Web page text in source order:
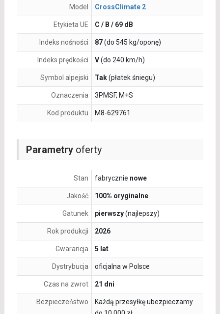
Parametryoferty
Stan fabrycznie nowe
Jakość 100% oryginalne
Gatunek pierwszy(najlepszy)
Rok produkcji 2026
Gwarancja 5 lat
Dystrybucja oficjalna w Polsce
Czas na zwrot 21 dni
Bezpieczeństwo
Każdą przesyłkę ubezpieczamy
Model CrossClimate 2
Etykieta UE C / B / 69 dB
Indeks nośności 87(do 545 kg/oponę)
Indeks prędkości V(do 240 km/h)
Symbol alpejski Tak(płatek śniegu)
Oznaczenia 3PMSF, M+S
Kod produktu M8-629761